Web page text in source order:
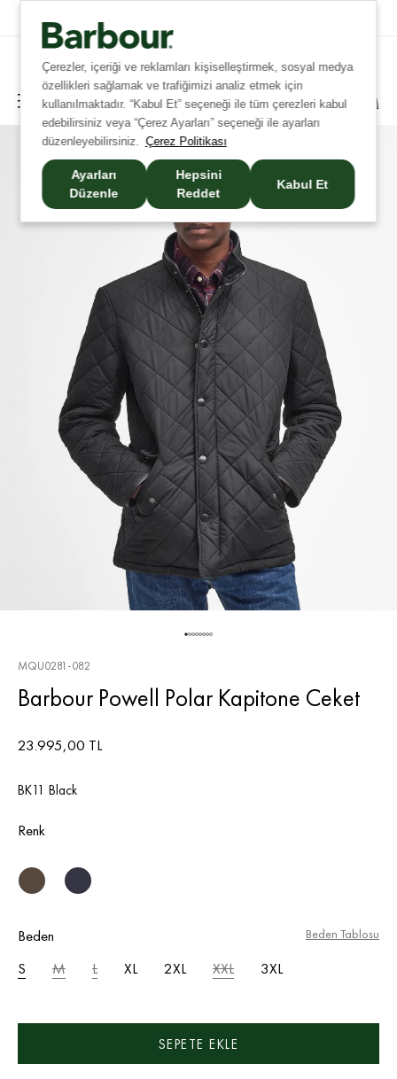
Çerezler, içeriği ve reklamları kişiselleştirmek, sosyal medya
özellikleri sağlamak ve trafiğimizi analiz etmek için
kullanılmaktadır. “Kabul Et” seçeneği ile tüm çerezleri kabul
edebilirsiniz veya “Çerez Ayarları” seçeneği ile ayarları
düzenleyebilirsiniz. Çerez Politikası
Ayarları
Düzenle
Hepsini
Reddet
Kabul Et
MQU0281-082
Barbour Powell Polar Kapitone Ceket
23.995,00 TL
BK11 Black
Renk
Beden
S
M L XL 2XL XXL 3XL
Beden Tablosu